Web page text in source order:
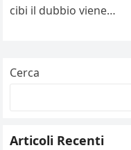
cibi il dubbio viene…
Cerca
Articoli Recenti